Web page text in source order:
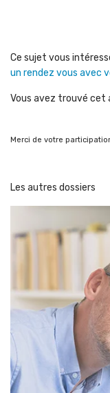
Ce sujet vous
un rendez vous avec
Vous avez trouvé cet
Merci de votre
Les autres dossiers